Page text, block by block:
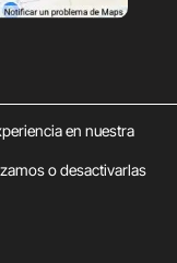
en nuestra
o desactivarlas